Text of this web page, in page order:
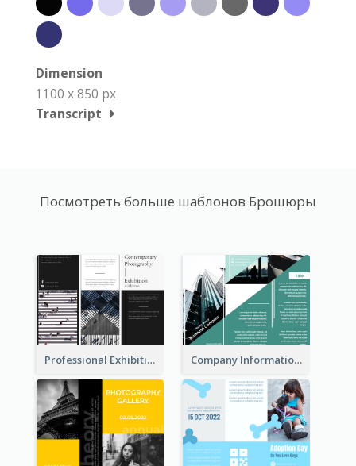
Dimension
1100 x 850 px
Transcript
Посмотреть больше шаблонов Брошюры
Professional Exhibition Event Tri Fold Brochure Company Informational Tri Fold Brochure